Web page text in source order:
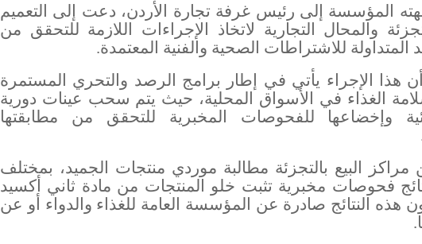
المؤسسة إلى رئيس غرفة تجارة الأردن، دعت إلى التعميم
والمحال التجارية لاتخاذ الإجراءات اللازمة للتحقق من
للاشتراطات الصحية والفنية المعتمدة.
الإجراء يأتي في إطار برامج الرصد والتحري المستمرة
سلامة الغذاء في الأسواق المحلية، حيث يتم سحب عينات دورية
وإخضاعها للفحوصات المخبرية للتحقق من مطابقتها
البيع بالتجزئة مطالبة موردي منتجات الجميد، بمختلف
فحوصات مخبرية تثبت خلو المنتجات من مادة ثاني أكسيد
هذه النتائج صادرة عن المؤسسة العامة للغذاء والدواء أو عن
.